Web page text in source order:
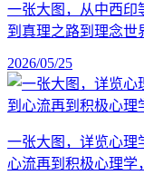
一张大图，从中西印
到真理之路到理念世
2026/05/25
一张大图，详览心理
心流再到积极心理学